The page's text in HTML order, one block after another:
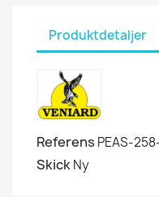
Produktdetaljer
Referens PEAS-
SkickNy